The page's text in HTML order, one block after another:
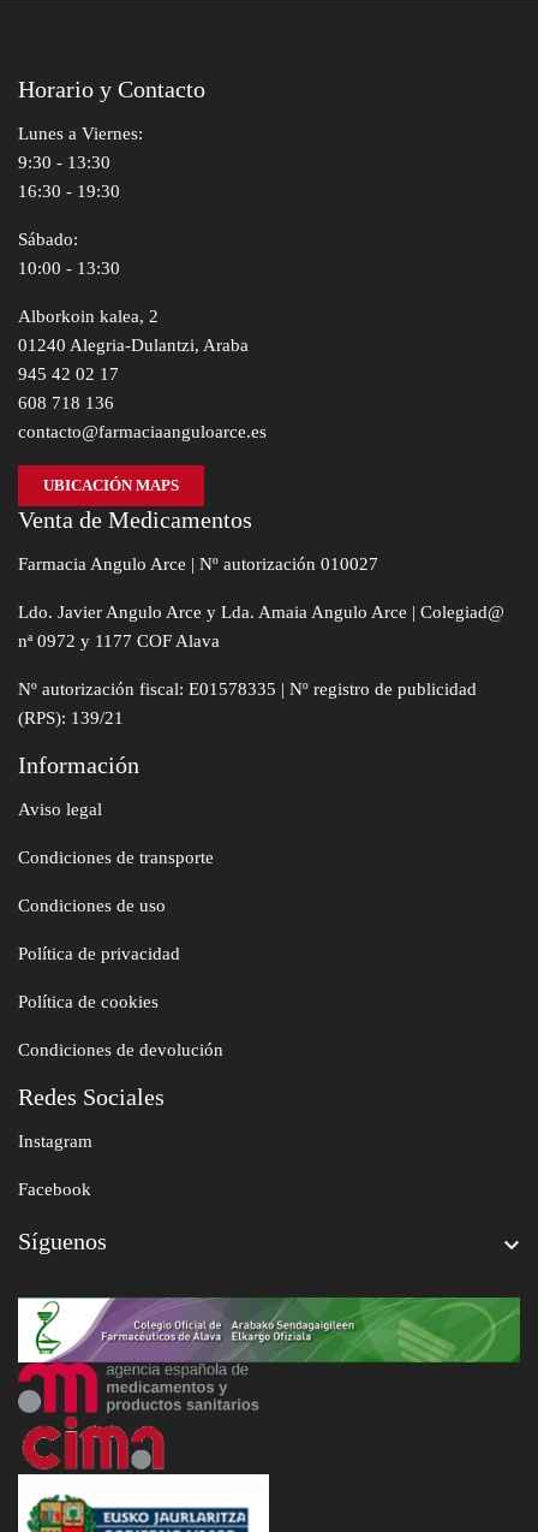
Horario y Contacto
Lunes a Viernes:
9:30 - 13:30
16:30 - 19:30
Sábado:
10:00 - 13:30
Alborkoin kalea, 2
01240 Alegria-Dulantzi, Araba
945 42 02 17
608 718 136
contacto@farmaciaanguloarce.es
UBICACIÓN MAPS
Venta de Medicamentos
Farmacia Angulo Arce | Nº autorización 010027
Ldo. Javier Angulo Arce y Lda. Amaia Angulo Arce | Colegiad@
nª 0972 y 1177 COF Alava
Nº autorización fiscal: E01578335 | Nº registro de publicidad
(RPS): 139/21
Información
Aviso legal
Condiciones de transporte
Condiciones de uso
Política de privacidad
Política de cookies
Condiciones de devolución
Redes Sociales
Instagram
Facebook
Síguenos 